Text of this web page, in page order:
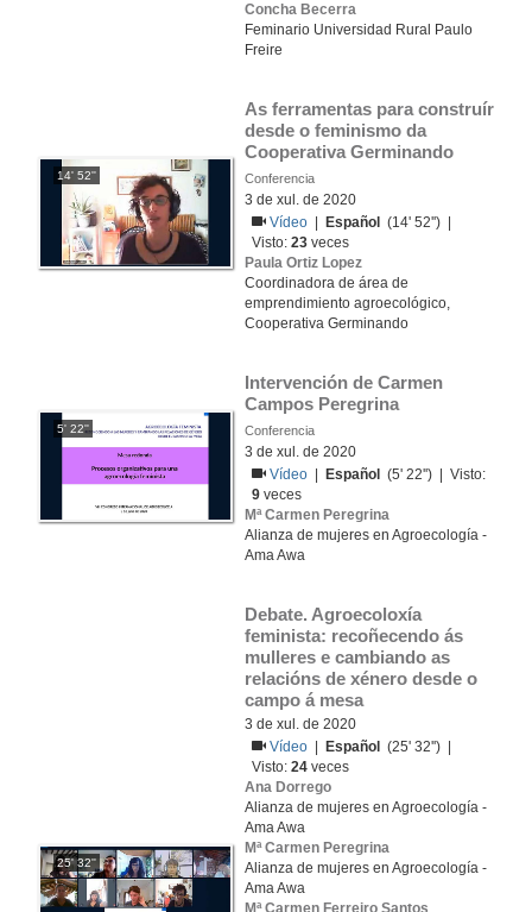
Concha Becerra
Feminario Universidad Rural Paulo
Freire
14' 52''
As ferramentas para construír
desde o feminismo da
Cooperativa Germinando
Conferencia
3 de xul. de 2020
Vídeo
Español
(14' 52'') |
Visto:23 veces
Paula Ortiz Lopez
Coordinadora de área de
emprendimiento agroecológico,
Cooperativa Germinando
5' 22''
Intervención de Carmen
Campos Peregrina
Conferencia
3 de xul. de 2020
Vídeo
Español
(5' 22'') | Visto:
9 veces
Mª Carmen Peregrina
Alianza de mujeres en Agroecología -
Ama Awa
25' 32''
Debate. Agroecoloxía
feminista: recoñecendo ás
mulleres e cambiando as
relacións de xénero desde o
campo á mesa
3 de xul. de 2020
Vídeo
Español
(25' 32'') |
Visto:24 veces
Ana Dorrego
Alianza de mujeres en Agroecología -
Ama Awa
Mª Carmen Peregrina
Alianza de mujeres en Agroecología -
Ama Awa